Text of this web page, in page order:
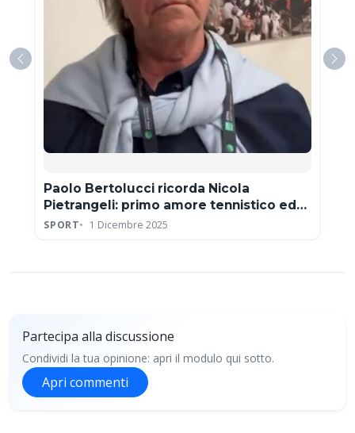
Paolo Bertolucci ricorda Nicola
Pietrangeli: primo amore tennistico ed
eroe della Coppa Davis
SPORT 1 Dicembre 2025
Partecipa alla discussione
Condividi la tua opinione: apri il modulo qui sotto.
Apri commenti